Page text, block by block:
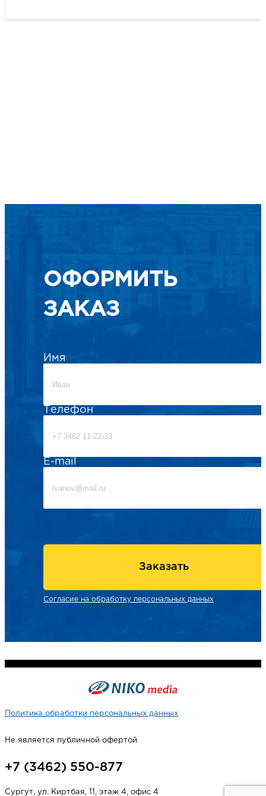
ОФОРМИТЬ
ЗАКАЗ
Имя
Телефон
E-mail
Заказать
Согласие на обработку персональных данных
Политика обработки персональных данных
Не является публичной офертой
+7 (3462) 550-877
Сургут, ул. Киртбая, 11, этаж 4, офис 4